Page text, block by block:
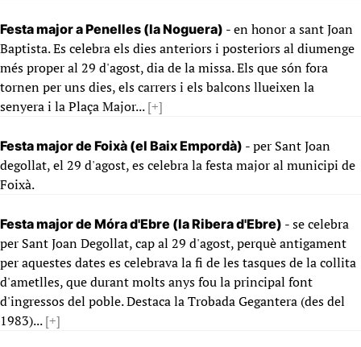
Festa major a Penelles (la Noguera) - en honor a sant Joan
Baptista. Es celebra els dies anteriors i posteriors al diumenge
més proper al 29 d'agost, dia de la missa. Els que són fora
tornen per uns dies, els carrers i els balcons llueixen la
senyera i la Plaça Major...[+]
Festa major de Foixà (el Baix Empordà) - per Sant Joan
degollat, el 29 d'agost, es celebra la festa major al municipi de
Foixà.
Festa major de Móra d'Ebre (la Ribera d'Ebre) - se celebra
per Sant Joan Degollat, cap al 29 d'agost, perquè antigament
per aquestes dates es celebrava la fi de les tasques de la collita
d'ametlles, que durant molts anys fou la principal font
d'ingressos del poble. Destaca la Trobada Gegantera (des del
1983)...[+]